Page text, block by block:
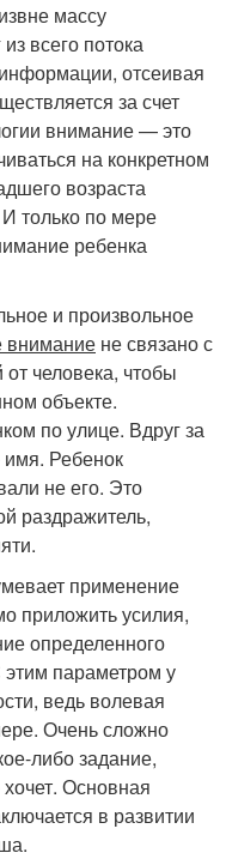
массу
всего потока
отсеивая
за счет
внимание — это
на конкретном
возраста
только по мере
ребенка
и произвольное
внимание не связано с
человека, чтобы
объекте.
по улице. Вдруг за
имя. Ребенок
не его. Это
раздражитель,
применение
приложить усилия,
определенного
параметром у
ведь волевая
Очень сложно
либо задание,
Основная
в развитии